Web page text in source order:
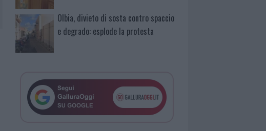
Olbia, divieto di sosta contro spaccio
e degrado: esplode la protesta